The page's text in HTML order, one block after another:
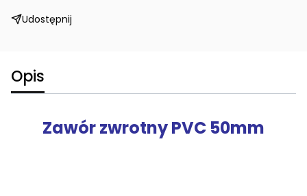
Udostępnij
Opis
Zawór zwrotny PVC 50mm